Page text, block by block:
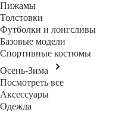
Пижамы
Толстовки
Футболки и лонгсливы
Базовые модели
Спортивные костюмы
Осень-Зима
Посмотреть все
Аксессуары
Одежда